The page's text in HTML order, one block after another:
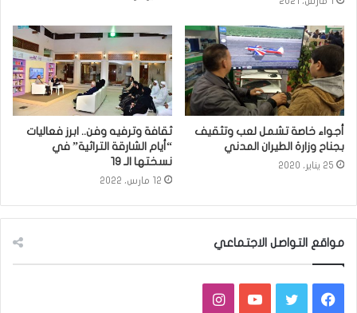
أجواء خاصة تشمل لعب وتثقيف
بجناح وزارة الطيران المدني
25 يناير، 2020
ثقافة وترفيه وفن.. ابرز فعاليات
“أيام الشارقة التراثية” في
نسختها الـ ١٩
12 مارس، 2022
مواقع التواصل الاجتماعي
فيسبوكتويتر يوتيوبانستقرام